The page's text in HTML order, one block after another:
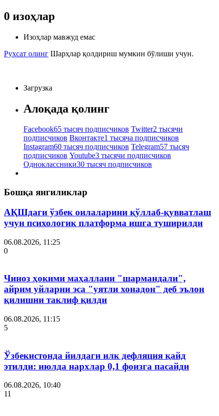
0 изоҳлар
Изоҳлар мавжуд емас
Рухсат олинг Шарҳлар қолдириш мумкин бўлиши учун.
Загрузка
Алоқада қолинг
Facebook65 тысяч подписчиков Twitter2 тысячи
подписчиков Вконтакте1 тысяча подписчиков
Instagram60 тысяч подписчиков Telegram57 тысяч
подписчиков Youtube3 тысячи подписчиков
Одноклассники30 тысяч подписчиков
Бошқа янгиликлар
АҚШдаги ўзбек оилаларини қўллаб-қувватлаш
учун психологик платформа ишга туширилди
06.08.2026, 11:25
0
Чиноз ҳокими маҳаллани "шармандали",
айрим уйларни эса "уятли хонадон" деб эълон
қилишни таклиф қилди
06.08.2026, 11:15
5
Ўзбекистонда йилдаги илк дефляция қайд
этилди: июлда нархлар 0,1 фоизга пасайди
06.08.2026, 10:40
11